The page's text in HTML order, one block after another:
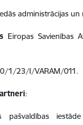
administrācijas
Eiropas Savienības
1/23/I/VARAM/011.
:
pašvaldības